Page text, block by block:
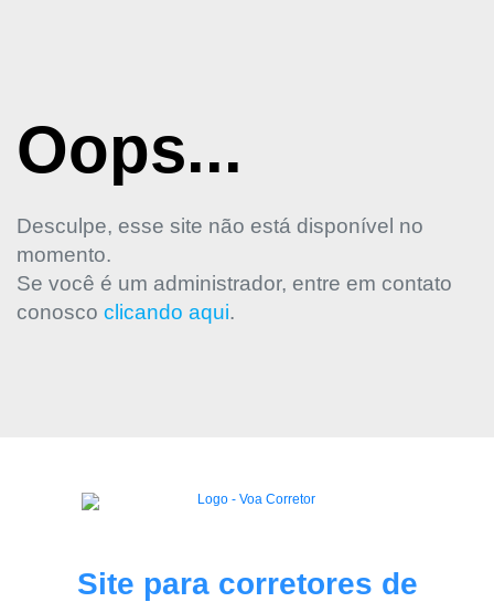
Oops...
Desculpe, esse site não está disponível no
momento.
Se você é um administrador, entre em contato
conosco clicando aqui.
Site para corretores de